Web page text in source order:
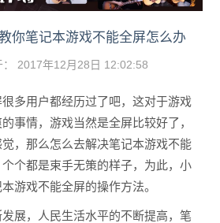
你笔记本游戏不能全屏怎么办
2017年12月28日 12:02:58
多用户都经历过了吧，这对于游戏
事情，游戏当然是全屏比较好了，
，那么怎么去解决笔记本游戏不能
个都是束手无策的样子，为此，小
游戏不能全屏的操作方法。
展，人民生活水平的不断提高，笔